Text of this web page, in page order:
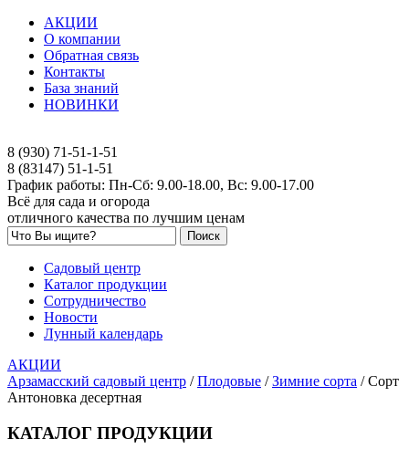
АКЦИИ
О компании
Обратная связь
Контакты
База знаний
НОВИНКИ
8 (930) 71-51-1-51
8 (83147) 51-1-51
График работы: Пн-Сб: 9.00-18.00, Вс: 9.00-17.00
Всё для сада и огорода
отличного качества по лучшим ценам
Садовый центр
Каталог продукции
Сотрудничество
Новости
Лунный календарь
АКЦИИ
Арзамасский садовый центр /Плодовые /Зимние сорта /Сорт
Антоновка десертная
КАТАЛОГ ПРОДУКЦИИ